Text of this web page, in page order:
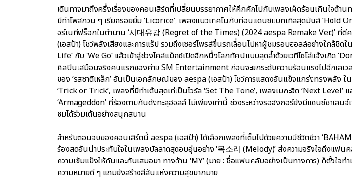
เดินทางมาถึงครึ่งเรื่องของคอนเสิร์ตที่เปลี่ยนบรรยากาศให้คึกคักไปกับเพลงเผ็ดร้อนเกินใจต้านท
มีท่าโพสกวน ๆ เรียกรอยยิ้ม ‘Licorice’, เพลงแนวเทคโนกับท่อนแดนซ์แบทเทิลสุดมันส์ ‘Hold
อร์เนทีฟร็อกในตำนาน ‘시대유감 (Regret of the Times) (2024 aespa Remake Ver.)’ ที่ตี
(เอสป้า) โชว์พลังเสียงและการแร็ป รวมถึงเซอร์ไพรส์ขึ้นรถเลื่อนไปหาผู้ชมรอบฮอลล์อย่างใกล้ชิดใ
Life’ กับ ‘We Go’ แล้วเข้าสู่ช่วงไคล์แม็กซ์เปิดอีกหนึ่งโลกทัศน์แบบสุดล้ำด้วยเวทีโซโล่แจ้งเกิด
ศิลปินเสมือนจริงคนแรกของค่าย SM Entertainment ก่อนจะยกระดับความร้อนแรงไปอีกเลเว
ของ ‘รสชาติเหล็ก’ อันเป็นเอกลักษณ์ของ aespa (เอสป้า) โชว์การแสดงอันแข็งแกร่งทรงพลัง ใ
‘Trick or Trick’, เพลงที่มีท่าเต้นสุดเท่เป็นไวรัล ‘Set The Tone’, เพลงเมกะฮิต ‘Next Level’ แ
‘Armageddon’ ที่ร้องตามกันดังทะลุฮอลล์ ไม่เพียงเท่านี้ ช่วงระหว่างรออังกอร์ยังมีแดนซ์ชาเลน
ชมได้ร่วมเต้นอย่างสนุกสนาน
สำหรับตอนจบของคอนเสิร์ตนี้ aespa (เอสป้า) ได้เลือกเพลงที่เต็มไปด้วยความมีชีวิตชีวา
ร้องสดอันน่าประทับใจในเพลงบัลลาดสุดอบอุ่นอย่าง ‘목소리 (Melody)’ ส่งความจริงใจถึงแฟน
ความเข้มแข็งให้กันและกันเสมอมา ทางด้าน ‘MY’ (มาย : ชื่อแฟนคลับอย่างเป็นทางการ) ก็ตั้งใจท
ความหมายดี ๆ แถมยังสร้างสีสันแห่งความสุขมากมาย